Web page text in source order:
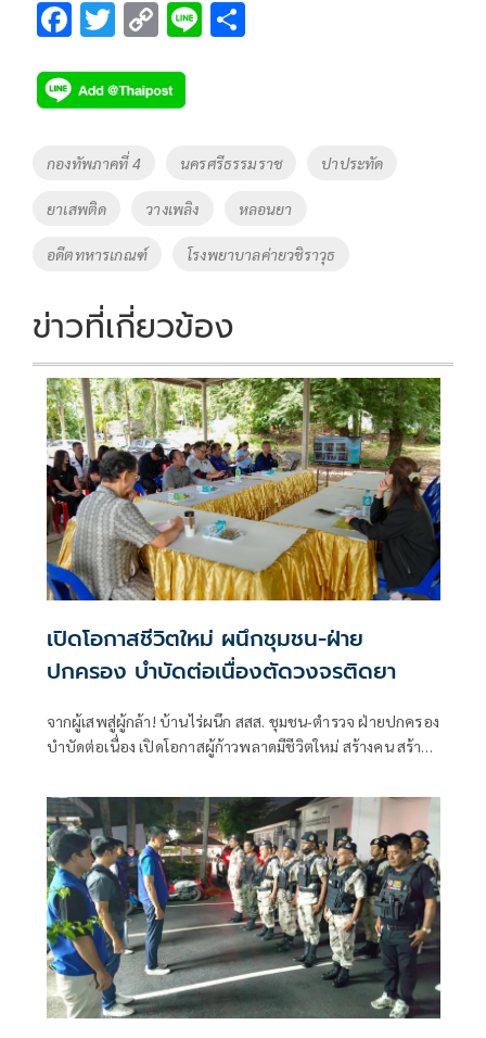
F
e
b
o
o
k
T
tt
er
C
p
y
Li
k
Li
Tags
กองทัพภาคที่ 4 นครศรีธรรมราช ปาประทัด
ยาเสพติด วางเพลิง หลอนยา
อดีตทหารเกณฑ์ โรงพยาบาลค่ายวชิราวุธ
ข่าวที่เกี่ยวข้อง
เปิดโอกาสชีวิตใหม่ ผนึกชุมชน-ฝ่าย
ปกครอง บำบัดต่อเนื่องตัดวงจรติดยา
จากผู้เสพสู่ผู้กล้า! บ้านไร่ผนึก สสส. ชุมชน-ตำรวจ ฝ่ายปกครอง
บำบัดต่อเนื่อง เปิดโอกาสผู้ก้าวพลาดมีชีวิตใหม่ สร้างคน สร้าง